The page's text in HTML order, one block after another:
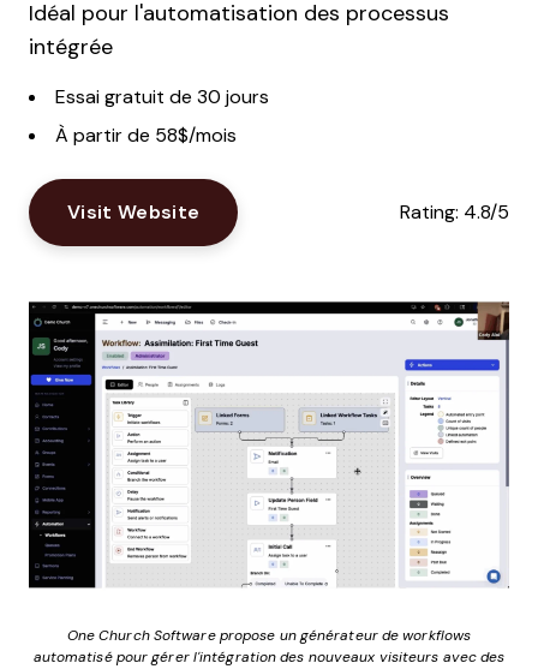
Idéal pour l'automatisation des processus
intégrée
Essai gratuit de 30 jours
À partir de 58$/mois
Visit Website Rating: 4.8/5
One Church Software propose un générateur de workflows
automatisé pour gérer l'intégration des nouveaux visiteurs avec des